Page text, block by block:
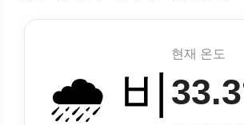
🌧️ 비
현재 온도